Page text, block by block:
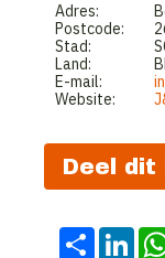
Adres:
Postcode:
Stad:
Land:
E-mail:
Website:
Deel dit
Share